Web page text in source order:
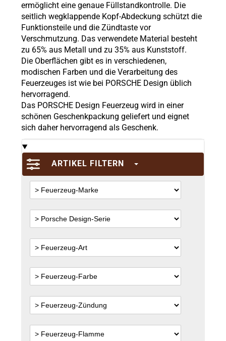
ermöglicht eine genaue Füllstandkontrolle. Die
seitlich wegklappende Kopf-Abdeckung schützt die
Funktionsteile und die Zündtaste vor
Verschmutzung. Das verwendete Material besteht
zu 65% aus Metall und zu 35% aus Kunststoff.
Die Oberflächen gibt es in verschiedenen,
modischen Farben und die Verarbeitung des
Feuerzeuges ist wie bei PORSCHE Design üblich
hervorragend.
Das PORSCHE Design Feuerzeug wird in einer
schönen Geschenkpackung geliefert und eignet
sich daher hervorragend als Geschenk.
ARTIKEL FILTERN